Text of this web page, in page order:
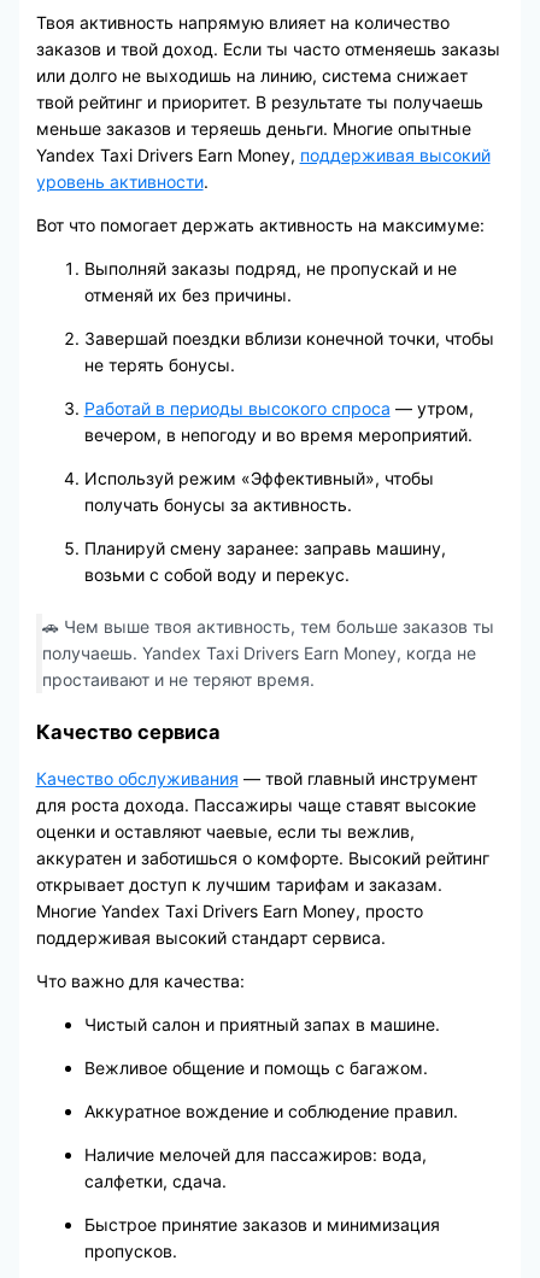
Твоя активность напрямую влияет на количество
заказов и твой доход. Если ты часто отменяешь заказы
или долго не выходишь на линию, система снижает
твой рейтинг и приоритет. В результате ты получаешь
меньше заказов и теряешь деньги. Многие опытные
Yandex Taxi Drivers Earn Money, поддерживая высокий
уровень активности.
Вот что помогает держать активность на максимуме:
Выполняй заказы подряд, не пропускай и не
отменяй их без причины.
Завершай поездки вблизи конечной точки, чтобы
не терять бонусы.
Работай в периоды высокого спроса — утром,
вечером, в непогоду и во время мероприятий.
Используй режим «Эффективный», чтобы
получать бонусы за активность.
Планируй смену заранее: заправь машину,
возьми с собой воду и перекус.
🚗 Чем выше твоя активность, тем больше заказов ты
получаешь. Yandex Taxi Drivers Earn Money, когда не
простаивают и не теряют время.
Качество сервиса
Качество обслуживания — твой главный инструмент
для роста дохода. Пассажиры чаще ставят высокие
оценки и оставляют чаевые, если ты вежлив,
аккуратен и заботишься о комфорте. Высокий рейтинг
открывает доступ к лучшим тарифам и заказам.
Многие Yandex Taxi Drivers Earn Money, просто
поддерживая высокий стандарт сервиса.
Что важно для качества:
Чистый салон и приятный запах в машине.
Вежливое общение и помощь с багажом.
Аккуратное вождение и соблюдение правил.
Наличие мелочей для пассажиров: вода,
салфетки, сдача.
Быстрое принятие заказов и минимизация
пропусков.